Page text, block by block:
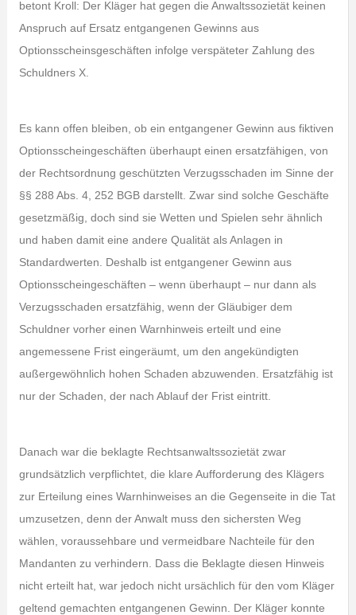
betont Kroll: Der Kläger hat gegen die Anwaltssozietät keinen
Anspruch auf Ersatz entgangenen Gewinns aus
Optionsscheinsgeschäften infolge verspäteter Zahlung des
Schuldners X.
Es kann offen bleiben, ob ein entgangener Gewinn aus fiktiven
Optionsscheingeschäften überhaupt einen ersatzfähigen, von
der Rechtsordnung geschützten Verzugsschaden im Sinne der
§§ 288 Abs. 4, 252 BGB darstellt. Zwar sind solche Geschäfte
gesetzmäßig, doch sind sie Wetten und Spielen sehr ähnlich
und haben damit eine andere Qualität als Anlagen in
Standardwerten. Deshalb ist entgangener Gewinn aus
Optionsscheingeschäften – wenn überhaupt – nur dann als
Verzugsschaden ersatzfähig, wenn der Gläubiger dem
Schuldner vorher einen Warnhinweis erteilt und eine
angemessene Frist eingeräumt, um den angekündigten
außergewöhnlich hohen Schaden abzuwenden. Ersatzfähig ist
nur der Schaden, der nach Ablauf der Frist eintritt.
Danach war die beklagte Rechtsanwaltssozietät zwar
grundsätzlich verpflichtet, die klare Aufforderung des Klägers
zur Erteilung eines Warnhinweises an die Gegenseite in die Tat
umzusetzen, denn der Anwalt muss den sichersten Weg
wählen, voraussehbare und vermeidbare Nachteile für den
Mandanten zu verhindern. Dass die Beklagte diesen Hinweis
nicht erteilt hat, war jedoch nicht ursächlich für den vom Kläger
geltend gemachten entgangenen Gewinn. Der Kläger konnte